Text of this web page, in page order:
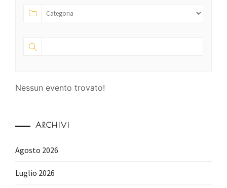
Nessun evento trovato!
ARCHIVI
Agosto 2026
Luglio 2026